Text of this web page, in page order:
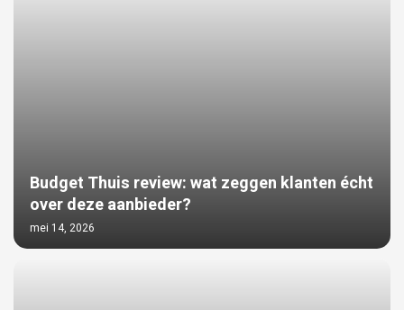
Budget Thuis review: wat zeggen klanten écht
over deze aanbieder?
mei 14, 2026